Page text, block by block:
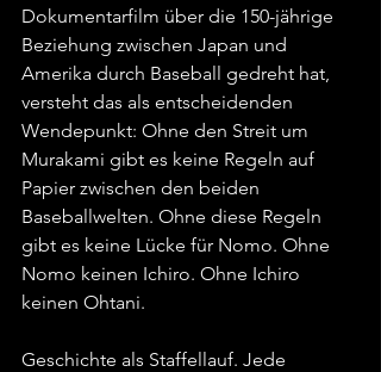
Dokumentarfilm über die 150-jährige
Beziehung zwischen Japan und
Amerika durch Baseball gedreht hat,
versteht das als entscheidenden
Wendepunkt: Ohne den Streit um
Murakami gibt es keine Regeln auf
Papier zwischen den beiden
Baseballwelten. Ohne diese Regeln
gibt es keine Lücke für Nomo. Ohne
Nomo keinen Ichiro. Ohne Ichiro
keinen Ohtani.
Geschichte als Staffellauf. Jede